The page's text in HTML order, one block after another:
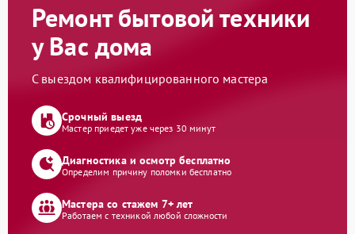
Ремонт бытовой техники
у Вас дома
С выездом квалифицированного мастера
Срочный выезд
Мастер приедет уже через 30 минут
Диагностика и осмотр бесплатно
Определим причину поломки бесплатно
Мастера со стажем 7+ лет
Работаем с техникой любой сложности